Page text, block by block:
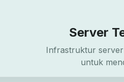
Server
Infrastruktur
untuk